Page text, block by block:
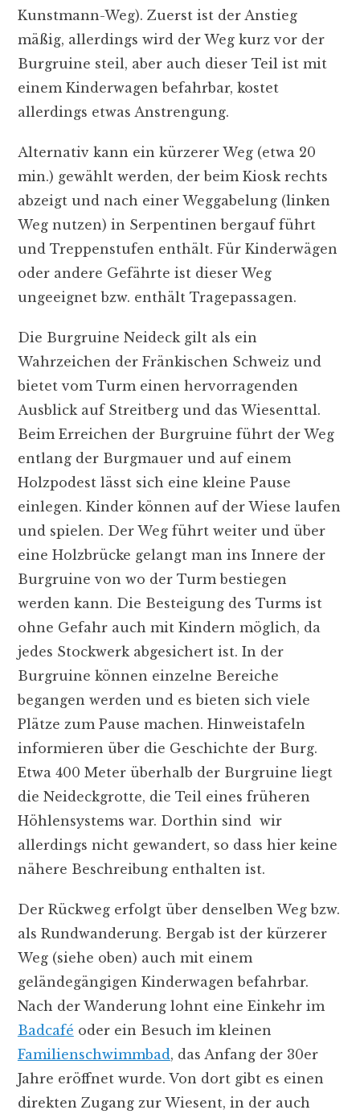
Kunstmann-Weg). Zuerst ist der Anstieg
mäßig, allerdings wird der Weg kurz vor der
Burgruine steil, aber auch dieser Teil ist mit
einem Kinderwagen befahrbar, kostet
allerdings etwas Anstrengung.
Alternativ kann ein kürzerer Weg (etwa 20
min.) gewählt werden, der beim Kiosk rechts
abzeigt und nach einer Weggabelung (linken
Weg nutzen) in Serpentinen bergauf führt
und Treppenstufen enthält. Für Kinderwägen
oder andere Gefährte ist dieser Weg
ungeeignet bzw. enthält Tragepassagen.
Die Burgruine Neideck gilt als ein
Wahrzeichen der Fränkischen Schweiz und
bietet vom Turm einen hervorragenden
Ausblick auf Streitberg und das Wiesenttal.
Beim Erreichen der Burgruine führt der Weg
entlang der Burgmauer und auf einem
Holzpodest lässt sich eine kleine Pause
einlegen. Kinder können auf der Wiese laufen
und spielen. Der Weg führt weiter und über
eine Holzbrücke gelangt man ins Innere der
Burgruine von wo der Turm bestiegen
werden kann. Die Besteigung des Turms ist
ohne Gefahr auch mit Kindern möglich, da
jedes Stockwerk abgesichert ist. In der
Burgruine können einzelne Bereiche
begangen werden und es bieten sich viele
Plätze zum Pause machen. Hinweistafeln
informieren über die Geschichte der Burg.
Etwa 400 Meter überhalb der Burgruine liegt
die Neideckgrotte, die Teil eines früheren
Höhlensystems war. Dorthin sind wir
allerdings nicht gewandert, so dass hier keine
nähere Beschreibung enthalten ist.
Der Rückweg erfolgt über denselben Weg bzw.
als Rundwanderung. Bergab ist der kürzerer
Weg (siehe oben) auch mit einem
geländegängigen Kinderwagen befahrbar.
Nach der Wanderung lohnt eine Einkehr im
Badcafé oder ein Besuch im kleinen
Familienschwimmbad , das Anfang der 30er
Jahre eröffnet wurde. Von dort gibt es einen
direkten Zugang zur Wiesent, in der auch